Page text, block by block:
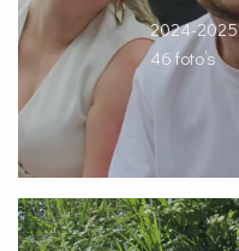
2024-2025
46 foto’s